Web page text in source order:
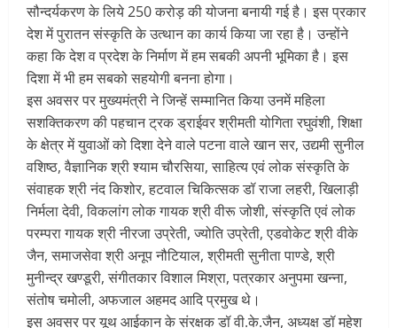
सौन्दर्यकरण के लिये 250 करोड़ की योजना बनायी गई है। इस प्रकार
देश में पुरातन संस्कृति के उत्थान का कार्य किया जा रहा है। उन्होंने
कहा कि देश व प्रदेश के निर्माण में हम सबकी अपनी भूमिका है। इस
दिशा में भी हम सबको सहयोगी बनना होगा।
इस अवसर पर मुख्यमंत्री ने जिन्हें सम्मानित किया उनमें महिला
सशक्तिकरण की पहचान ट्रक ड्राईवर श्रीमती योगिता रघुवंशी, शिक्षा
के क्षेत्र में युवाओं को दिशा देने वाले पटना वाले खान सर, उद्यमी सुनील
वशिष्ठ, वैज्ञानिक श्री श्याम चौरसिया, साहित्य एवं लोक संस्कृति के
संवाहक श्री नंद किशोर, हटवाल चिकित्सक डॉ राजा लहरी, खिलाड़ी
निर्मला देवी, विकलांग लोक गायक श्री वीरू जोशी, संस्कृति एवं लोक
परम्परा गायक श्री नीरजा उप्रेती, ज्योति उप्रेती, एडवोकेट श्री वीके
जैन, समाजसेवा श्री अनूप नौटियाल, श्रीमती सुनीता पाण्डे, श्री
मुनीन्द्र खण्डूरी, संगीतकार विशाल मिश्रा, पत्रकार अनुपमा खन्ना,
संतोष चमोली, अफजाल अहमद आदि प्रमुख थे।
इस अवसर पर यूथ आईकान के संरक्षक डॉ वी.के.जैन, अध्यक्ष डॉ महेश